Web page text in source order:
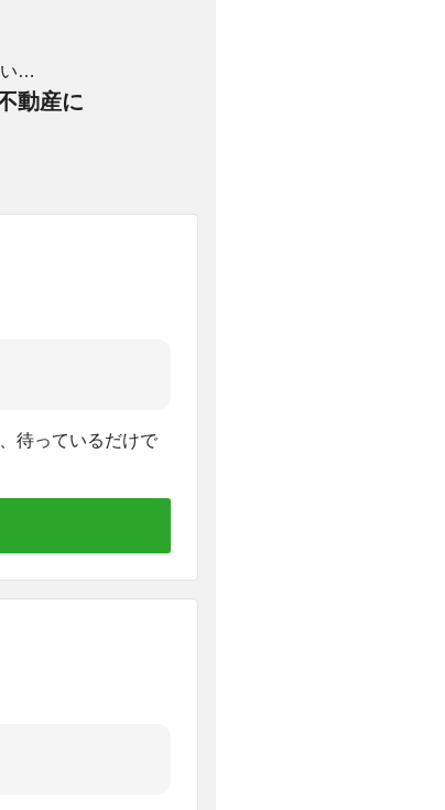
い…
動産に
待っているだけで